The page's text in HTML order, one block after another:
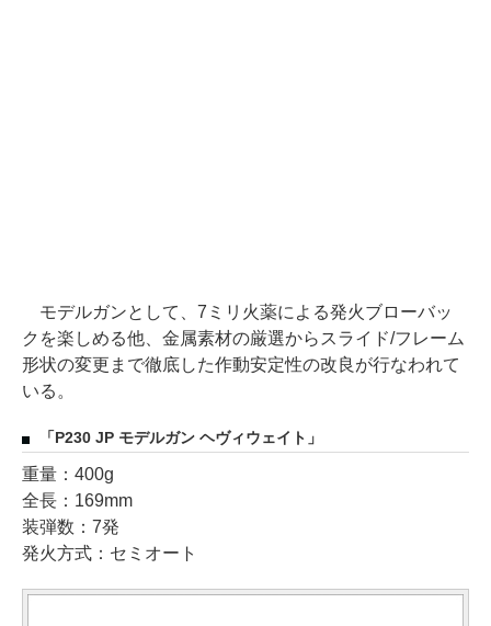
モデルガンとして、7ミリ火薬による発火ブローバッ
クを楽しめる他、金属素材の厳選からスライド/フレーム
形状の変更まで徹底した作動安定性の改良が行なわれて
いる。
「P230 JP モデルガン ヘヴィウェイト」
重量：400g
全長：169mm
装弾数：7発
発火方式：セミオート